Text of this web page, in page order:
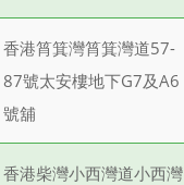
香港筲箕灣筲箕灣道57-
87號太安樓地下G7及A6
號舖
香港柴灣小西灣道小西灣